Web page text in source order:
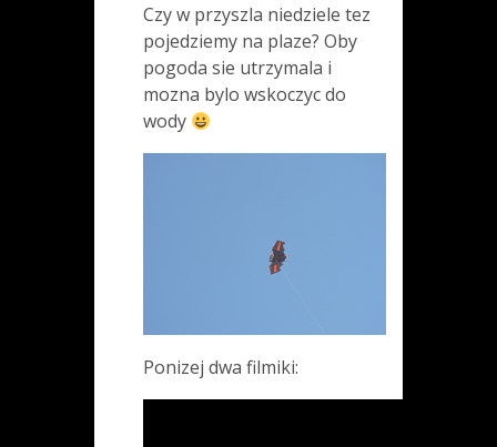
Czy w przyszla niedziele tez
pojedziemy na plaze? Oby
pogoda sie utrzymala i
mozna bylo wskoczyc do
wody
Ponizej dwa filmiki: